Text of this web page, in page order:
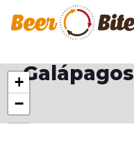
Galápagos
+
−